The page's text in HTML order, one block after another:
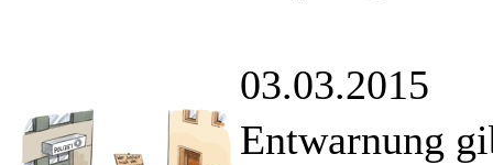
03.03.2015
Entwarnung